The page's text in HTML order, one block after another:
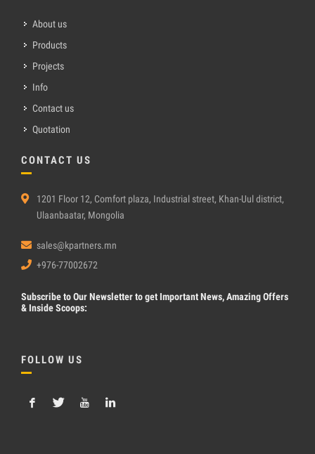
About us
Products
Projects
Info
Contact us
Quotation
CONTACT US
1201 Floor 12, Comfort plaza, Industrial street, Khan-Uul district,
Ulaanbaatar, Mongolia
sales@kpartners.mn
+976-77002672
Subscribeto Our Newsletter to get Important News, Amazing Offers
& Inside Scoops:
FOLLOW US